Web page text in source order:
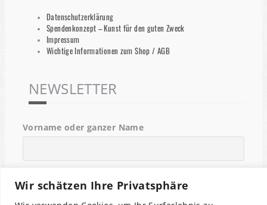
Wir schätzen Ihre Privatsphäre
Datenschutzerklärung
Spendenkonzept – Kunst für den guten Zweck
Impressum
Wichtige Informationen zum Shop / AGB
NEWSLETTER
Vorname oder ganzer Name